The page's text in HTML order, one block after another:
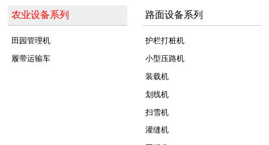
农业设备系列
田园管理机
履带运输车
路面设备系列
护栏打桩机
小型压路机
装载机
划线机
扫雪机
灌缝机